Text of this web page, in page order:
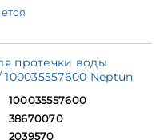
протечки воды
100035557600 Neptun
100035557600
38670070
2039570